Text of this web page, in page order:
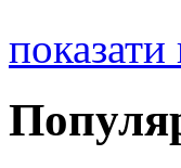
показати